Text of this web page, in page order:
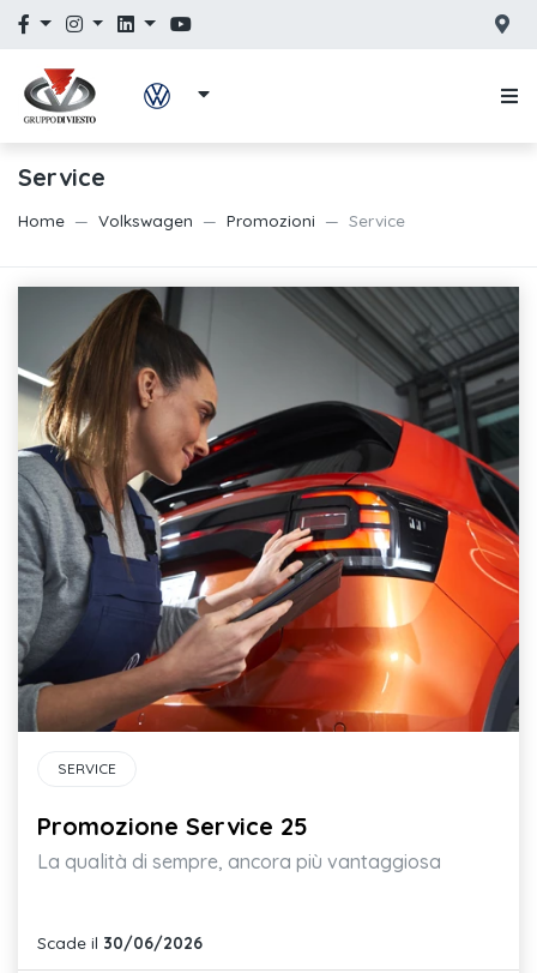
Service
Home Volkswagen Promozioni Service
SERVICE
Promozione Service 25
La qualità di sempre, ancora più vantaggiosa
Scade il 30/06/2026